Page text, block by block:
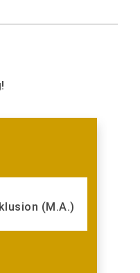
(M.A.)